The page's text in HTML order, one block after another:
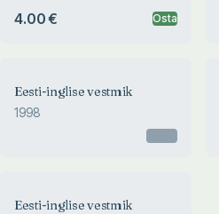
4.00 € Osta
Eesti-inglise vestmik
1998
Eesti-inglise vestmik